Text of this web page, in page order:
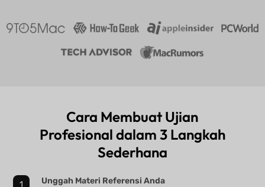
Cara Membuat Ujian
Profesional dalam 3 Langkah
Sederhana
Unggah Materi Referensi Anda